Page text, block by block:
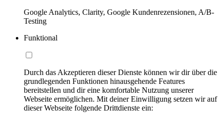
Google Analytics, Clarity, Google Kundenrezensionen, A/B-
Testing
Funktional
Durch das Akzeptieren dieser Dienste können wir dir über die
grundlegenden Funktionen hinausgehende Features
bereitstellen und dir eine komfortable Nutzung unserer
Webseite ermöglichen. Mit deiner Einwilligung setzen wir auf
dieser Webseite folgende Drittdienste ein: